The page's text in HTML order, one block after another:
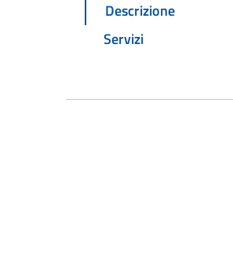
Descrizione
Servizi